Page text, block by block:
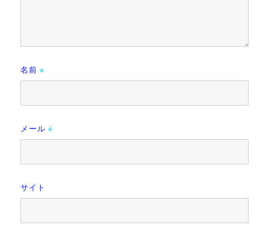
名前※
メール※
サイト